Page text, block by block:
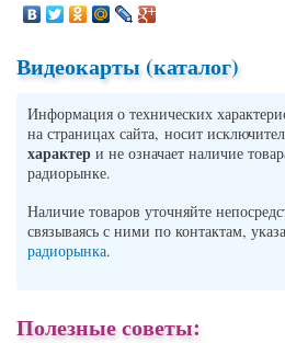
Видеокарты (каталог)
Информация о технических
на страницах сайта, носит
характер и не означает наличие
радиорынке.
Наличие товаров уточняйте
связываясь с ними по контактам,
радиорынка.
Полезные советы: